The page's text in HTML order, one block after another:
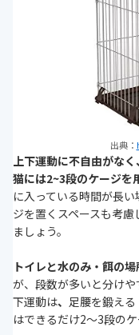
出典：
上下運動に不自由がな
猫には2~3段のケージを
に入っている時間が長
ジを置くスペースも考
ましょう。
トイレと水のみ・餌の
が、段数が多いと分け
下運動は、 足腰を鍛え
はできるだけ2～3段の